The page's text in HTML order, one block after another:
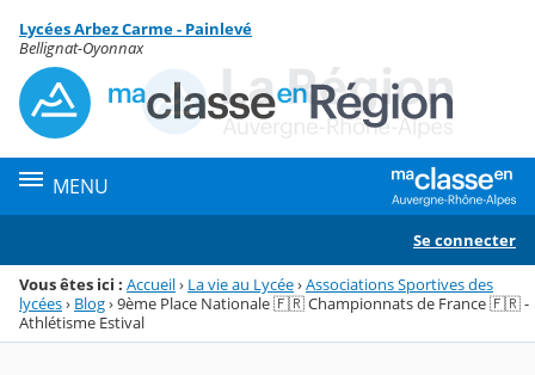
Menu de la rubrique
Contenu
Lycées Arbez Carme - Painlevé
Bellignat-Oyonnax
MENU
Se connecter
Vous êtes ici : Accueil› La vie au Lycée›Associations Sportives des
lycées› Blog›9ème Place Nationale 🇫🇷 Championnats de France 🇫🇷 -
Athlétisme Estival